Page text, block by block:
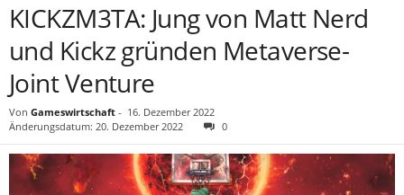
KICKZM3TA: Jung von Matt Nerd
und Kickz gründen Metaverse-
Joint Venture
Von Gameswirtschaft - 16. Dezember 2022
Änderungsdatum: 20. Dezember 2022
0